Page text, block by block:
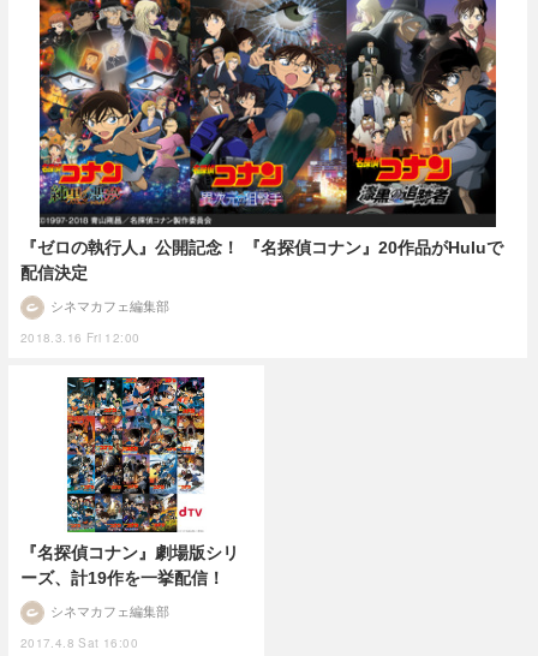
『ゼロの執行人』公開記念！ 『名探偵コナン』20作品がHuluで
配信決定
2018.3.16 Fri 12:00
シネマカフェ編集部
『名探偵コナン』劇場版シリ
ーズ、計19作を一挙配信！
2017.4.8 Sat 16:00
シネマカフェ編集部